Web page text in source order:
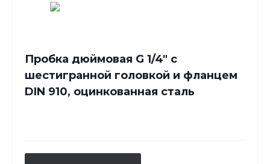
Пробка дюймовая G 1/4" с
шестигранной головкой и фланцем
DIN 910, оцинкованная сталь